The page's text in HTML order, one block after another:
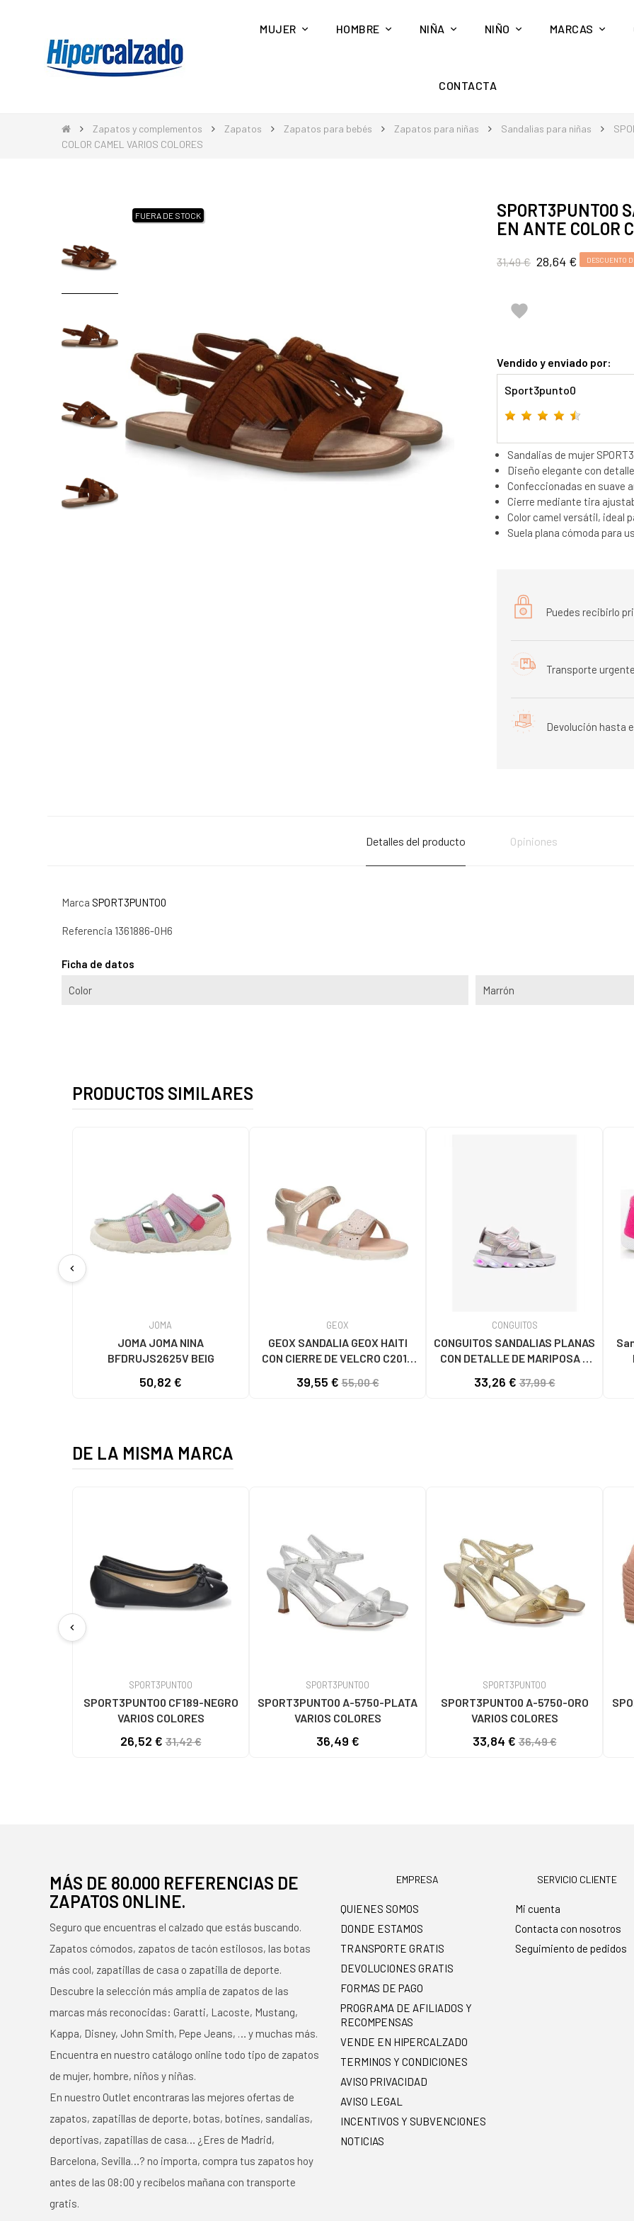
MUJER HOMBRE NIÑA NIÑO MARCAS
CONTACTA
Zapatos y complementos Zapatos Zapatos para bebés Zapatos para niñas Sandalias para niñas
COLOR CAMEL VARIOS COLORES
FUERA DE STOCK
SPORT3PUNTO0
EN ANTE COLOR
31,49 € 28,64 € DESCUENTO

Vendido y enviado por:
Sport3punto0
Sandalias de mujer
Diseño elegante con
Confeccionadas en suave
Cierre mediante tira
Color camel versátil, ideal
Suela plana cómoda para
Puedes recibirlo
Transporte
Devolución hasta
Detalles del producto Opiniones
Marca SPORT3PUNTO0
Referencia 1361886-0H6
Ficha de datos
Color Marrón
PRODUCTOS SIMILARES
chevron_left
JOMA
JOMA JOMA NINA
BFDRUJS2625V BEIG
50,82 €
GEOX
GEOX SANDALIA GEOX HAITI
CON CIERRE DE VELCRO C2012
39,55 €55,00 €
CONGUITOS
CONGUITOS SANDALIAS PLANAS
CON DETALLE DE MARIPOSA Y
33,26 €37,99 €
DE LA MISMA MARCA
chevron_left
SPORT3PUNTO0
SPORT3PUNTO0 CF189-NEGRO
VARIOS COLORES
26,52 €31,42 €
SPORT3PUNTO0
SPORT3PUNTO0 A-5750-PLATA
VARIOS COLORES
36,49 €
SPORT3PUNTO0
SPORT3PUNTO0 A-5750-ORO
VARIOS COLORES
33,84 €36,49 €
MÁS DE 80.000 REFERENCIAS DE
ZAPATOS ONLINE.
Seguro que encuentras el calzado que estás buscando.
Zapatos cómodos, zapatos de tacón estilosos, las botas
más cool, zapatillas de casa o zapatilla de deporte.
Descubre la selección más amplia de zapatos de las
marcas más reconocidas: Garatti, Lacoste, Mustang,
Kappa, Disney, John Smith, Pepe Jeans, … y muchas más.
Encuentra en nuestro catálogo online todo tipo de zapatos
de mujer, hombre, niños y niñas.
En nuestro Outlet encontraras las mejores ofertas de
zapatos, zapatillas de deporte, botas, botines, sandalias,
deportivas, zapatillas de casa… ¿Eres de Madrid,
Barcelona, Sevilla…? no importa, compra tus zapatos hoy
antes de las 08:00 y recíbelos mañana con transporte
gratis.
EMPRESA
QUIENES SOMOS
DONDE ESTAMOS
TRANSPORTE GRATIS
DEVOLUCIONES GRATIS
FORMAS DE PAGO
PROGRAMA DE AFILIADOS Y
RECOMPENSAS
VENDE EN HIPERCALZADO
TERMINOS Y CONDICIONES
AVISO PRIVACIDAD
AVISO LEGAL
INCENTIVOS Y SUBVENCIONES
NOTICIAS
SERVICIO CLIENTE
Mi cuenta
Contacta con nosotros
Seguimiento de pedidos